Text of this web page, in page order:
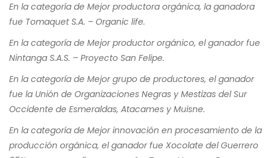
En la categoría de Mejor productora orgánica, la ganadora
fue Tomaquet S.A. – Organic life.
En la categoría de Mejor productor orgánico, el ganador fue
Nintanga S.A.S. – Proyecto San Felipe.
En la categoría de Mejor grupo de productores, el ganador
fue la Unión de Organizaciones Negras y Mestizas del Sur
Occidente de Esmeraldas, Atacames y Muisne.
En la categoría de Mejor innovación en procesamiento de la
producción orgánica, el ganador fue Xocolate del Guerrero